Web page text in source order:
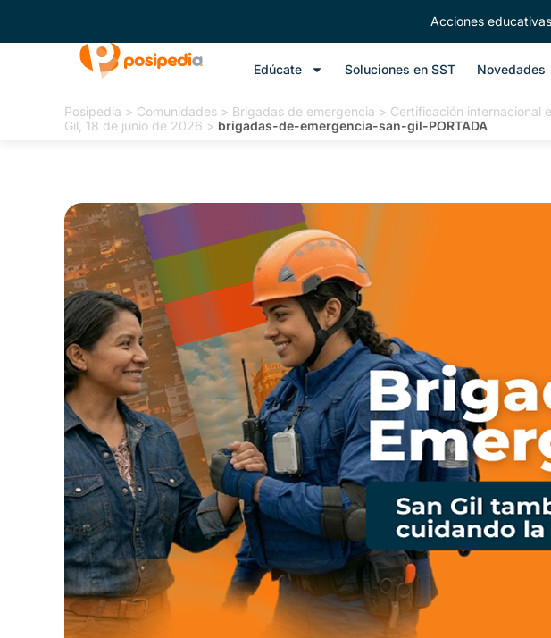
Acciones
Edúcate Soluciones en SST Novedades
Posipedia > Comunidades > Brigadas de emergencia > Certificación internacional
Gil, 18 de junio de 2026 > brigadas-de-emergencia-san-gil-PORTADA